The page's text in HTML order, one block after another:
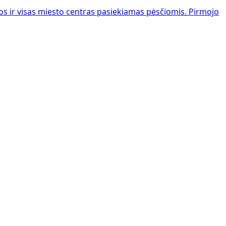
ir visas miesto centras pasiekiamas pėsčiomis. Pirmojo